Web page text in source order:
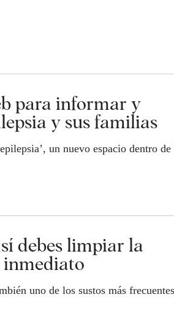
para informar y
y sus familias
un nuevo espacio dentro de
debes limpiar la
uno de los sustos más